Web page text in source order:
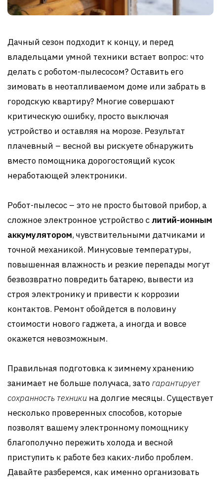
Дачный сезон подходит к концу, и перед
владельцами умной техники встает вопрос: что
делать с роботом-пылесосом? Оставить его
зимовать в неотапливаемом доме или забрать в
городскую квартиру? Многие совершают
критическую ошибку, просто выключая
устройство и оставляя на морозе. Результат
плачевный – весной вы рискуете обнаружить
вместо помощника дорогостоящий кусок
неработающей электроники.
Робот-пылесос – это не просто бытовой прибор, а
сложное электронное устройство с литий-ионным
аккумулятором, чувствительными датчиками и
точной механикой. Минусовые температуры,
повышенная влажность и резкие перепады могут
безвозвратно повредить батарею, вывести из
строя электронику и привести к коррозии
контактов. Ремонт обойдется в половину
стоимости нового гаджета, а иногда и вовсе
окажется невозможным.
Правильная подготовка к зимнему хранению
занимает не больше получаса, затогарантирует
сохранность техники на долгие месяцы. Существует
несколько проверенных способов, которые
позволят вашему электронному помощнику
благополучно пережить холода и весной
приступить к работе без каких-либо проблем.
Давайте разберемся, как именно организовать